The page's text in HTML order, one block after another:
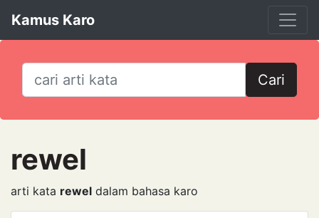
Kamus Karo
Cari
rewel
arti kata rewel dalam bahasa karo